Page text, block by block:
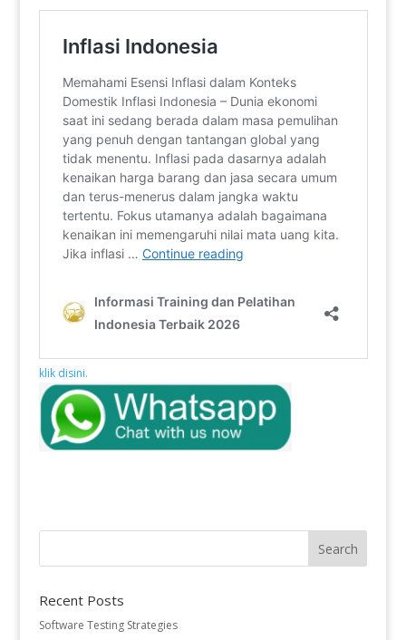
klik disini.
Recent Posts
Software Testing Strategies